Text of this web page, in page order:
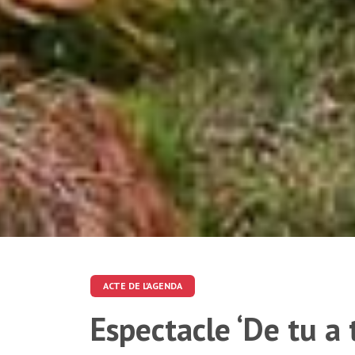
ACTE DE L'AGENDA
Espectacle ‘De tu a